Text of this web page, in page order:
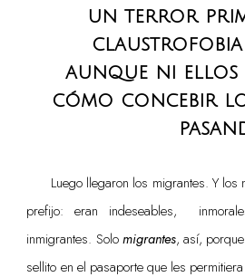
un terror
claustrofobia
aunque ni ellos
cómo concebir
Luego llegaron los migrantes. Y los
prefijo: eran indeseables,
inmigrantes. Solomigrantes, así,
sellito en el pasaporte que les